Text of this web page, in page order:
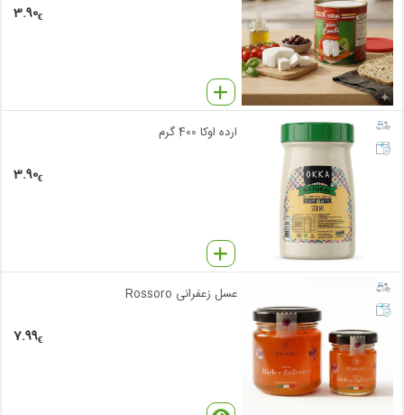
3.90€
ارده اوکا 400 گرم
3.90€
عسل زعفرانی Rossoro
7.99€